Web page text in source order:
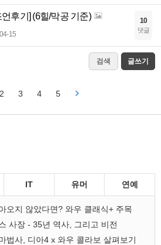
후기] (6힐/막공 기준)
04-15
10
댓글
검색 글쓰기
2 3 4 5
IT 유머 연예
오지 않았다면? 와우 클래식+ 주목
사장 - 35년 역사, 그리고 비전
법사, 디아4 x 와우 콜라보 살펴보기